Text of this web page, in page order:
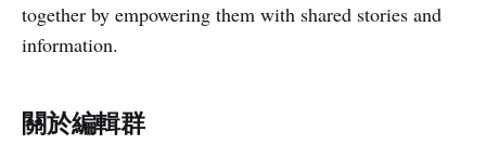
together by empowering them with shared stories and
information.
關於編輯群